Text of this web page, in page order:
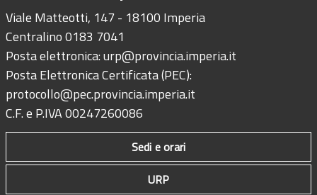
Viale Matteotti, 147 - 18100 Imperia
Centralino 0183 7041
Posta elettronica:urp@provincia.imperia.it
Posta Elettronica Certificata (PEC):
protocollo@pec.provincia.imperia.it
C.F. e P.IVA 00247260086
Sedi e orari
URP